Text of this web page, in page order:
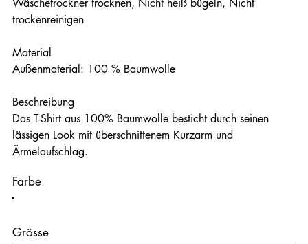
Wäschetrockner trocknen, Nicht heiß bügeln, Nicht
trockenreinigen
Material
Außenmaterial: 100 % Baumwolle
Beschreibung
Das T-Shirt aus 100% Baumwolle besticht durch seinen
lässigen Look mit überschnittenem Kurzarm und
Ärmelaufschlag.
Farbe
Grösse